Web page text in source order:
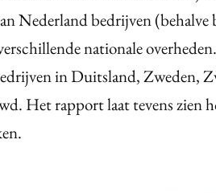
Nederland bedrijven
nationale
in Duitsland, Zweden,
Het rapport laat tevens zien